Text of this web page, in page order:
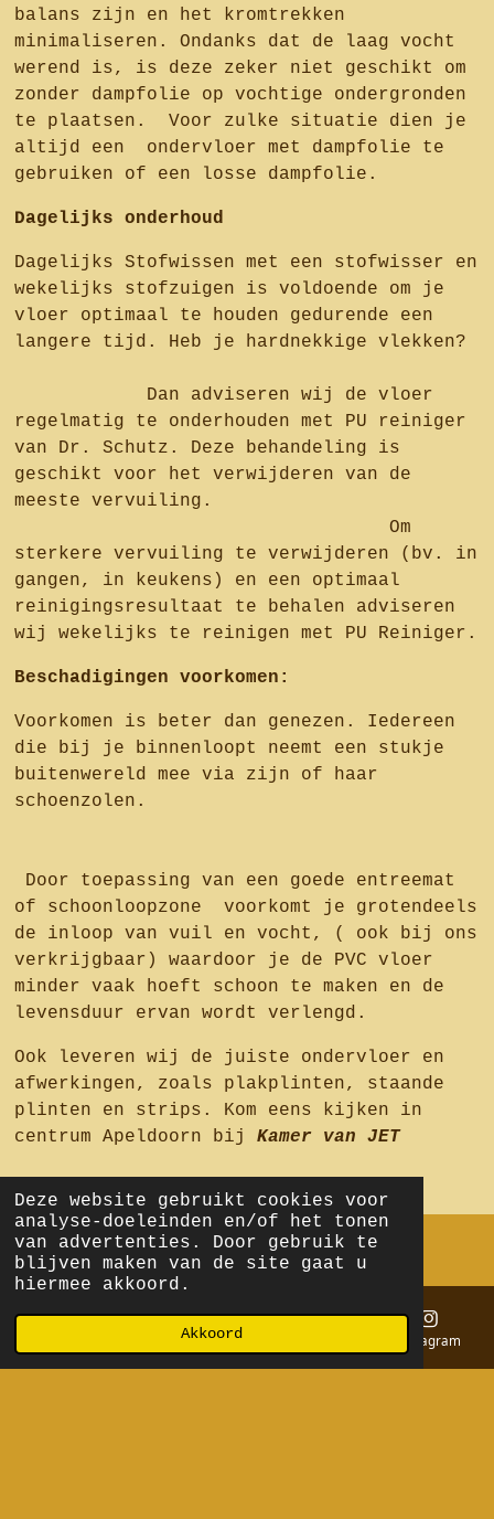
Deze website gebruikt cookies voor
analyse-doeleinden en/of het tonen
van advertenties. Door gebruik te
blijven maken van de site gaat u
hiermee akkoord.
Akkoord
balans zijn en het kromtrekken
minimaliseren. Ondanks dat de laag vocht
werend is, is deze zeker niet geschikt om
zonder dampfolie op vochtige ondergronden
te plaatsen. Voor zulke situatie dien je
altijd een ondervloer met dampfolie te
gebruiken of een losse dampfolie.
Dagelijks onderhoud
Dagelijks Stofwissen met een stofwisser en
wekelijks stofzuigen is voldoende om je
vloer optimaal te houden gedurende een
langere tijd. Heb je hardnekkige vlekken?
Dan adviseren wij de vloer
regelmatig te onderhouden met PU reiniger
van Dr. Schutz. Deze behandeling is
geschikt voor het verwijderen van de
meeste vervuiling.
Om
sterkere vervuiling te verwijderen (bv. in
gangen, in keukens) en een optimaal
reinigingsresultaat te behalen adviseren
wij wekelijks te reinigen met PU Reiniger.
Beschadigingen voorkomen:
Voorkomen is beter dan genezen. Iedereen
die bij je binnenloopt neemt een stukje
buitenwereld mee via zijn of haar
schoenzolen.
Door toepassing van een goede entreemat
of schoonloopzone voorkomt je grotendeels
de inloop van vuil en vocht, ( ook bij ons
verkrijgbaar) waardoor je de PVC vloer
minder vaak hoeft schoon te maken en de
levensduur ervan wordt verlengd.
Ook leveren wij de juiste ondervloer en
afwerkingen, zoals plakplinten, staande
plinten en strips. Kom eens kijken in
centrum Apeldoorn bij
Kamer van JET
I
a
Y
u
T
o
P
t
e
Dinsdag
10.00 uur tot 16.00 uur.
Marktstraat
24, 7311 LH Apeldoorn. KVK nummer: 23090822BTW
Telefoonnummer Instagram